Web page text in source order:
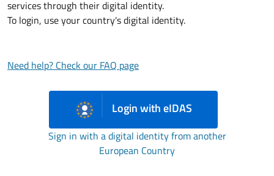
services through their digital identity.
To login, use your country's digital identity.
Need help? Check our FAQ page
Login with eIDAS
Sign in with a digital identity from another
European Country